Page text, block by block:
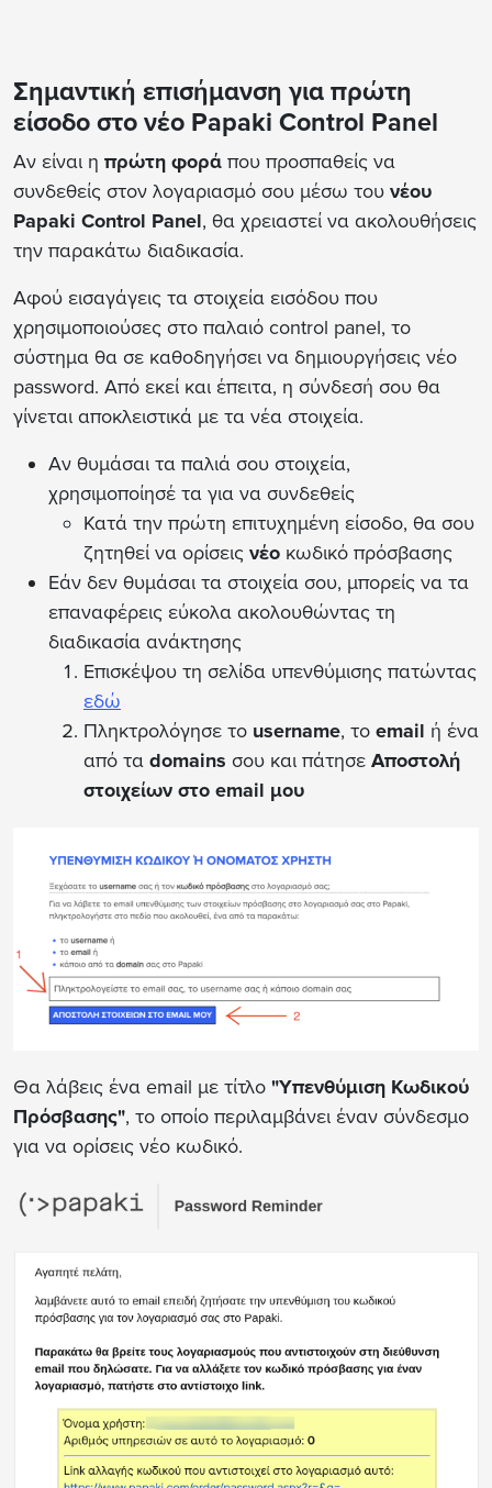
Σημαντική επισήμανση για πρώτη
είσοδο στο νέο Papaki Control Panel
Αν είναι η πρώτη φορά που προσπαθείς να
συνδεθείς στον λογαριασμό σου μέσω του νέου
Papaki Control Panel, θα χρειαστεί να ακολουθήσεις
την παρακάτω διαδικασία.
Αφού εισαγάγεις τα στοιχεία εισόδου που
χρησιμοποιούσες στο παλαιό control panel, το
σύστημα θα σε καθοδηγήσει να δημιουργήσεις νέο
password. Από εκεί και έπειτα, η σύνδεσή σου θα
γίνεται αποκλειστικά με τα νέα στοιχεία.
Αν θυμάσαι τα παλιά σου στοιχεία,
χρησιμοποίησέ τα για να συνδεθείς
Κατά την πρώτη επιτυχημένη είσοδο, θα σου
ζητηθεί να ορίσεις νέο κωδικό πρόσβασης
Εάν δεν θυμάσαι τα στοιχεία σου, μπορείς να τα
επαναφέρεις εύκολα ακολουθώντας τη
διαδικασία ανάκτησης
Επισκέψου τη σελίδα υπενθύμισης πατώντας
εδώ
Πληκτρολόγησε το username, το email ή ένα
από τα domains σου και πάτησε Αποστολή
στοιχείων στο email μου
Θα λάβεις ένα email με τίτλο "Υπενθύμιση Κωδικού
Πρόσβασης", το οποίο περιλαμβάνει έναν σύνδεσμο
για να ορίσεις νέο κωδικό.